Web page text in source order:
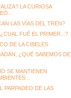
LA CURIOSA
LAS VÍAS DEL TREN?
FUÉ EL PRIMER...?
DE LA CIBELES
¿QUÉ SABEMOS DE
SE MANTIENEN
PARPADEO DE LAS